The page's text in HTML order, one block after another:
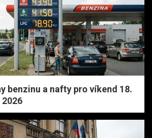
benzinu a nafty pro víkend 18.
2026